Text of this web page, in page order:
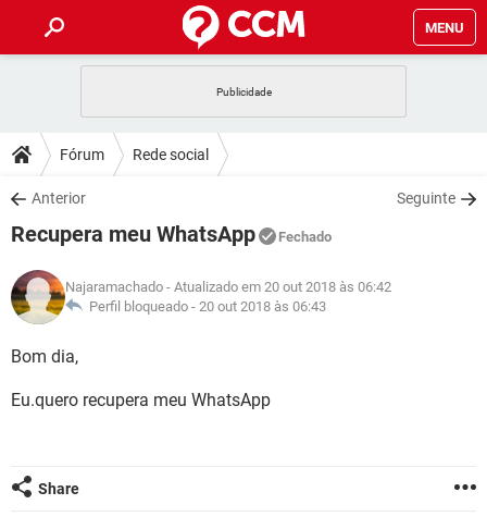
MENU
CELULAR
OUTLOOK
INSTAGRAM GMAIL
GUIA DE COMPRAS
DICAS
JOGOS
INSTAGRAM GMAIL
GUIA DE COMPRAS
DOWNLOADS
JOGOS WHATSAPP
CELULAR
OUTLOOK EXCEL
INSTAGRAM
FÓRUM
JOGOS WHATSAPP
CELULAR
OUTLOOK
INSTAGRAM GMAIL
GLOSSÁRIO
JOGOS
GUIA DE COMPRAS
Fórum Rede social
Anterior Seguinte
Recupera meu WhatsApp Fechado
Najaramachado - Atualizado em 20 out 2018 às 06:42
Perfil bloqueado - 20 out 2018 às 06:43
Bom dia,
Eu.quero recupera meu WhatsApp
Share